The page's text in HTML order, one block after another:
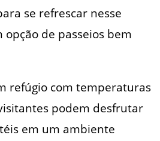
se refrescar nesse
de passeios bem
refúgio com temperaturas
podem desfrutar
em um ambiente